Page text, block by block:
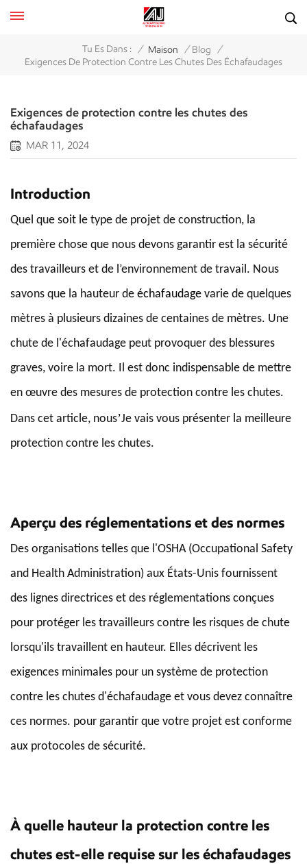
Tu Es Dans : / Maison / Blog /
Exigences De Protection Contre Les Chutes Des Échafaudages
Exigences de protection contre les chutes des
échafaudages
MAR 11, 2024
Introduction
Quel que soit le type de projet de construction, la
première chose que nous devons garantir est la sécurité
des travailleurs et de l’environnement de travail. Nous
savons que la hauteur de échafaudage varie de quelques
mètres à plusieurs dizaines de centaines de mètres. Une
chute de l'échafaudage peut provoquer des blessures
graves, voire la mort. Il est donc indispensable de mettre
en œuvre des mesures de protection contre les chutes.
Dans cet article, nous’Je vais vous présenter la meilleure
protection contre les chutes.
Aperçu des réglementations et des normes
Des organisations telles que l'OSHA (Occupational Safety
and Health Administration) aux États-Unis fournissent
des lignes directrices et des réglementations conçues
pour protéger les travailleurs contre les risques de chute
lorsqu'ils travaillent en hauteur. Elles décrivent les
exigences minimales pour un système de protection
contre les chutes d'échafaudage et vous devez connaître
ces normes. pour garantir que votre projet est conforme
aux protocoles de sécurité.
À quelle hauteur la protection contre les
chutes est-elle requise sur les échafaudages